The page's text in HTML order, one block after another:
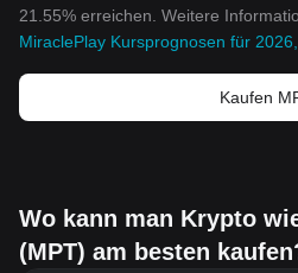
21.55% erreichen. Weitere
MiraclePlay Kursprognosen für
Kaufen
Wo kann man Krypto
(MPT) am besten